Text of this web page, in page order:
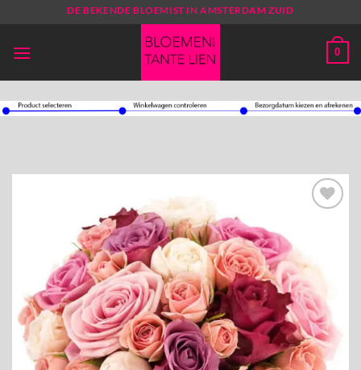
inhoud
DE BEKENDE BLOEMIST IN AMSTERDAM ZUID
0
verlanglijst